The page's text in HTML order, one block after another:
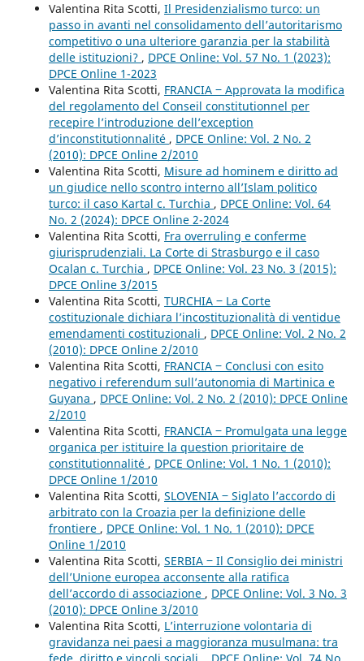
Valentina Rita Scotti, Il Presidenzialismo turco: un
passo in avanti nel consolidamento dell’autoritarismo
competitivo o una ulteriore garanzia per la stabilità
delle istituzioni? , DPCE Online: Vol. 57 No. 1 (2023):
DPCE Online 1-2023
Valentina Rita Scotti, FRANCIA ‒ Approvata la modifica
del regolamento del Conseil constitutionnel per
recepire l’introduzione dell’exception
d’inconstitutionnalité , DPCE Online: Vol. 2 No. 2
(2010): DPCE Online 2/2010
Valentina Rita Scotti, Misure ad hominem e diritto ad
un giudice nello scontro interno all’Islam politico
turco: il caso Kartal c. Turchia , DPCE Online: Vol. 64
No. 2 (2024): DPCE Online 2-2024
Valentina Rita Scotti, Fra overruling e conferme
giurisprudenziali. La Corte di Strasburgo e il caso
Ocalan c. Turchia , DPCE Online: Vol. 23 No. 3 (2015):
DPCE Online 3/2015
Valentina Rita Scotti, TURCHIA ‒ La Corte
costituzionale dichiara l’incostituzionalità di ventidue
emendamenti costituzionali , DPCE Online: Vol. 2 No. 2
(2010): DPCE Online 2/2010
Valentina Rita Scotti, FRANCIA ‒ Conclusi con esito
negativo i referendum sull’autonomia di Martinica e
Guyana , DPCE Online: Vol. 2 No. 2 (2010): DPCE Online
2/2010
Valentina Rita Scotti, FRANCIA ‒ Promulgata una legge
organica per istituire la question prioritaire de
constitutionnalité , DPCE Online: Vol. 1 No. 1 (2010):
DPCE Online 1/2010
Valentina Rita Scotti, SLOVENIA ‒ Siglato l’accordo di
arbitrato con la Croazia per la definizione delle
frontiere , DPCE Online: Vol. 1 No. 1 (2010): DPCE
Online 1/2010
Valentina Rita Scotti, SERBIA ‒ Il Consiglio dei ministri
dell’Unione europea acconsente alla ratifica
dell’accordo di associazione , DPCE Online: Vol. 3 No. 3
(2010): DPCE Online 3/2010
Valentina Rita Scotti, L’interruzione volontaria di
gravidanza nei paesi a maggioranza musulmana: tra